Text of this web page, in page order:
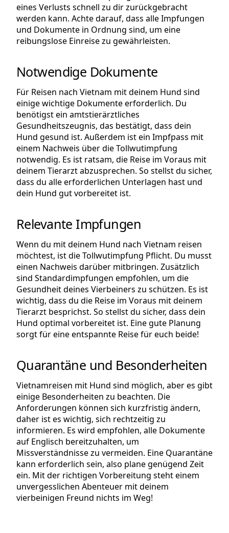
eines Verlusts schnell zu dir zurückgebracht
werden kann. Achte darauf, dass alle Impfungen
und Dokumente in Ordnung sind, um eine
reibungslose Einreise zu gewährleisten.
Notwendige Dokumente
Für Reisen nach Vietnam mit deinem Hund sind
einige wichtige Dokumente erforderlich. Du
benötigst ein amtstierärztliches
Gesundheitszeugnis, das bestätigt, dass dein
Hund gesund ist. Außerdem ist ein Impfpass mit
einem Nachweis über die Tollwutimpfung
notwendig. Es ist ratsam, die Reise im Voraus mit
deinem Tierarzt abzusprechen. So stellst du sicher,
dass du alle erforderlichen Unterlagen hast und
dein Hund gut vorbereitet ist.
Relevante Impfungen
Wenn du mit deinem Hund nach Vietnam reisen
möchtest, ist die Tollwutimpfung Pflicht. Du musst
einen Nachweis darüber mitbringen. Zusätzlich
sind Standardimpfungen empfohlen, um die
Gesundheit deines Vierbeiners zu schützen. Es ist
wichtig, dass du die Reise im Voraus mit deinem
Tierarzt besprichst. So stellst du sicher, dass dein
Hund optimal vorbereitet ist. Eine gute Planung
sorgt für eine entspannte Reise für euch beide!
Quarantäne und Besonderheiten
Vietnamreisen mit Hund sind möglich, aber es gibt
einige Besonderheiten zu beachten. Die
Anforderungen können sich kurzfristig ändern,
daher ist es wichtig, sich rechtzeitig zu
informieren. Es wird empfohlen, alle Dokumente
auf Englisch bereitzuhalten, um
Missverständnisse zu vermeiden. Eine Quarantäne
kann erforderlich sein, also plane genügend Zeit
ein. Mit der richtigen Vorbereitung steht einem
unvergesslichen Abenteuer mit deinem
vierbeinigen Freund nichts im Weg!